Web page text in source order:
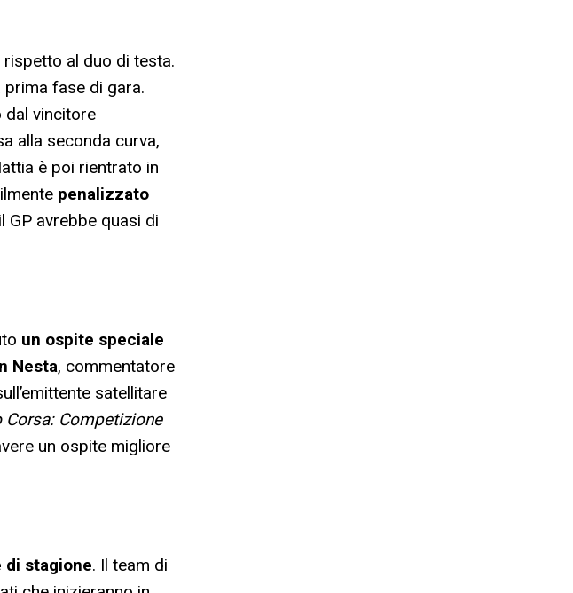
al duo di testa.
fase di gara.
dal vincitore
alla seconda curva,
è poi rientrato in
penalizzato
GP avrebbe quasi di
un ospite speciale
Nesta, commentatore
satellitare
Corsa: Competizione
un ospite migliore
di stagione. Il team di